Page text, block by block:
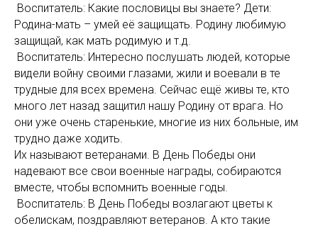
Воспитатель: Какие пословицы вы знаете? Дети:
Родина-мать – умей её защищать. Родину любимую
защищай, как мать родимую и т.д.
Воспитатель: Интересно послушать людей, которые
видели войну своими глазами, жили и воевали в те
трудные для всех времена. Сейчас ещё живы те, кто
много лет назад защитил нашу Родину от врага. Но
они уже очень старенькие, многие из них больные, им
трудно даже ходить.
Их называют ветеранами. В День Победы они
надевают все свои военные награды, собираются
вместе, чтобы вспомнить военные годы.
Воспитатель: В День Победы возлагают цветы к
обелискам, поздравляют ветеранов. А кто такие